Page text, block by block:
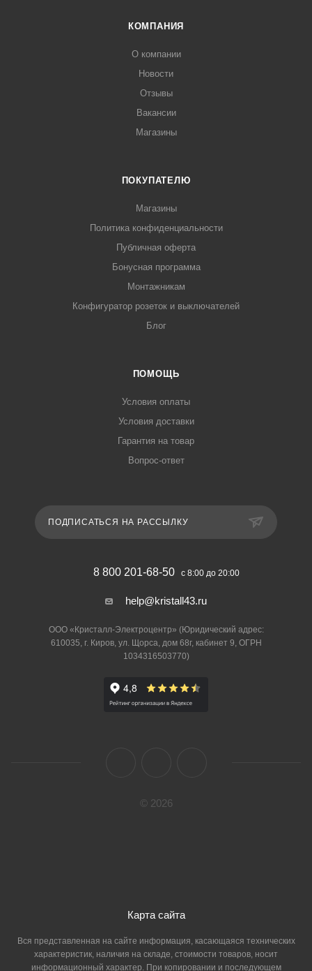
КОМПАНИЯ
О компании
Новости
Отзывы
Вакансии
Магазины
ПОКУПАТЕЛЮ
Магазины
Политика конфиденциальности
Публичная оферта
Бонусная программа
Монтажникам
Конфигуратор розеток и выключателей
Блог
ПОМОЩЬ
Условия оплаты
Условия доставки
Гарантия на товар
Вопрос-ответ
ПОДПИСАТЬСЯ НА РАССЫЛКУ
8 800 201-68-50 с 8:00 до 20:00
help@kristall43.ru
ООО «Кристалл-Электроцентр» (Юридический адрес:
610035, г. Киров, ул. Щорса, дом 68г, кабинет 9, ОГРН
1034316503770)
© 2026
Карта сайта
Вся представленная на сайте информация, касающаяся технических
характеристик, наличия на складе, стоимости товаров, носит
информационный характер. При копировании и последующем